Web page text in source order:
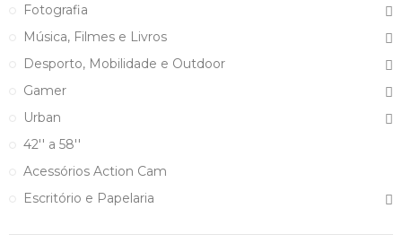
Fotografia
Música, Filmes e Livros
Desporto, Mobilidade e Outdoor
Gamer
Urban
42'' a 58''
Acessórios Action Cam
Escritório e Papelaria